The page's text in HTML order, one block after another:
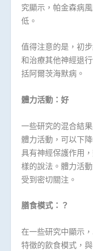
究顯示，帕金森病
低。
值得注意的是，初
和治療其他神經退
括阿爾茨海默病。
體力活動：好
一些研究的混合結
體力活動，可以下
具有神經保護作用
樣的說法。體力活
受到密切關注。
膳食模式：？
在一些研究中顯示
特徵的飲食模式，